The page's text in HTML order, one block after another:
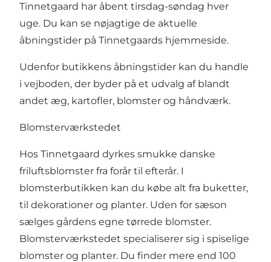
Tinnetgaard har åbent tirsdag-søndag hver
uge. Du kan se nøjagtige de aktuelle
åbningstider på Tinnetgaards hjemmeside.
Udenfor butikkens åbningstider kan du handle
i vejboden, der byder på et udvalg af blandt
andet æg, kartofler, blomster og håndværk.
Blomsterværkstedet
Hos Tinnetgaard dyrkes smukke danske
friluftsblomster fra forår til efterår. I
blomsterbutikken kan du købe alt fra buketter,
til dekorationer og planter. Uden for sæson
sælges gårdens egne tørrede blomster.
Blomsterværkstedet specialiserer sig i spiselige
blomster og planter. Du finder mere end 100